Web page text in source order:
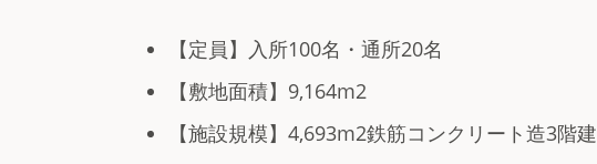
【定員】入所100名・通所20名
【敷地面積】9,164m2
【施設規模】4,693m2鉄筋コンクリート造3階建